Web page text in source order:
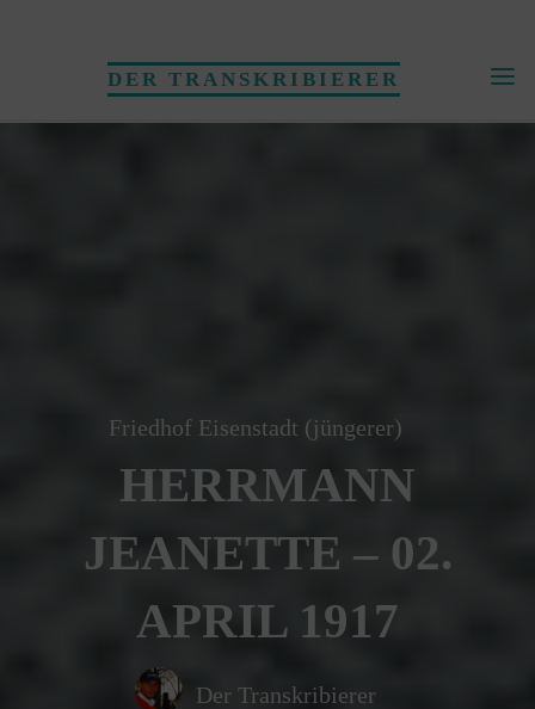
DER TRANSKRIBIERER
Friedhof Eisenstadt (jüngerer)
HERRMANN
JEANETTE – 02.
APRIL 1917
Der Transkribierer